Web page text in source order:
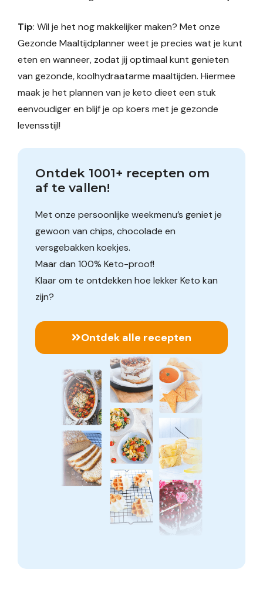
Tip: Wil je het nog makkelijker maken? Met onze
Gezonde Maaltijdplanner weet je precies wat je kunt
eten en wanneer, zodat jij optimaal kunt genieten
van gezonde, koolhydraatarme maaltijden. Hiermee
maak je het plannen van je keto dieet een stuk
eenvoudiger en blijf je op koers met je gezonde
levensstijl!
Ontdek 1001+ recepten om
af te vallen!
Met onze persoonlijke weekmenu’s geniet je
gewoon van chips, chocolade en
versgebakken koekjes.
Maar dan 100% Keto-proof!
Klaar om te ontdekken hoe lekker Keto kan
zijn?
Ontdek alle recepten